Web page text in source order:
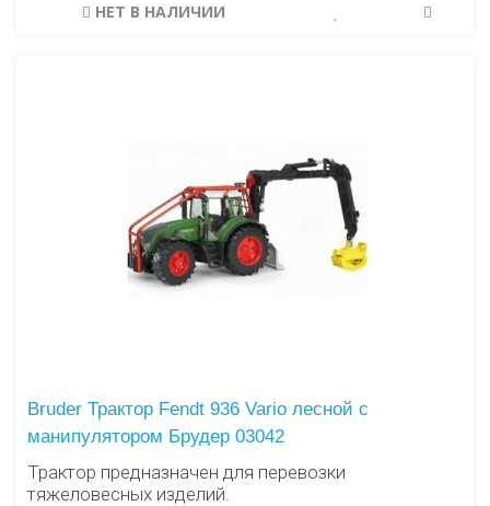
НЕТ В НАЛИЧИИ
Bruder Трактор Fendt 936 Vario лесной с
манипулятором Брудер 03042
Трактор предназначен для перевозки
тяжеловесных изделий.